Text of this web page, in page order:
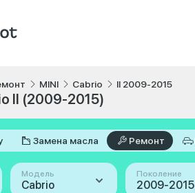
MINI Cabrio II 2009-2015
II (2009-2015)
Замена масла Ремонт
Модель
Cabrio
Поколение